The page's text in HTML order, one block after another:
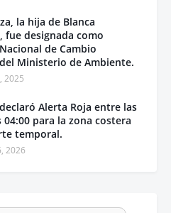
la hija de Blanca
fue designada como
de Cambio
Ministerio de Ambiente.
2025
Alerta Roja entre las
04:00 para la zona costera
temporal.
2026